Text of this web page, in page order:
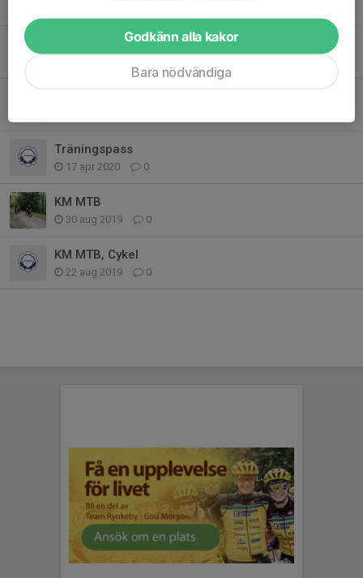
Vätternrundan 2021
Träningspass
17 apr 2020 0
KM MTB
30 aug 2019 0
KM MTB, Cykel
22 aug 2019 0
Godkänn alla kakor
Bara nödvändiga